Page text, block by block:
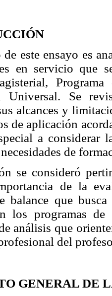
este ensayo es
en servicio que
Universal. Se
alcances y
de aplicación
a considerar
de
se consideró
de la
balance que
los programas
análisis que
del
GENERAL DE